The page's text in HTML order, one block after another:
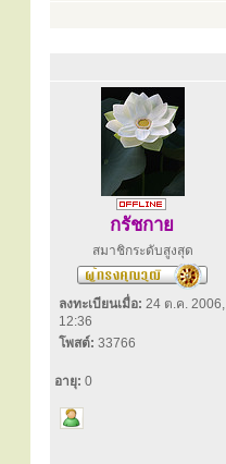
กรัชกาย
สมาชิกระดับสูงสุด
ลงทะเบียนเมื่อ: 24 ต.ค. 2006,
12:36
โพสต์: 33766
อายุ: 0